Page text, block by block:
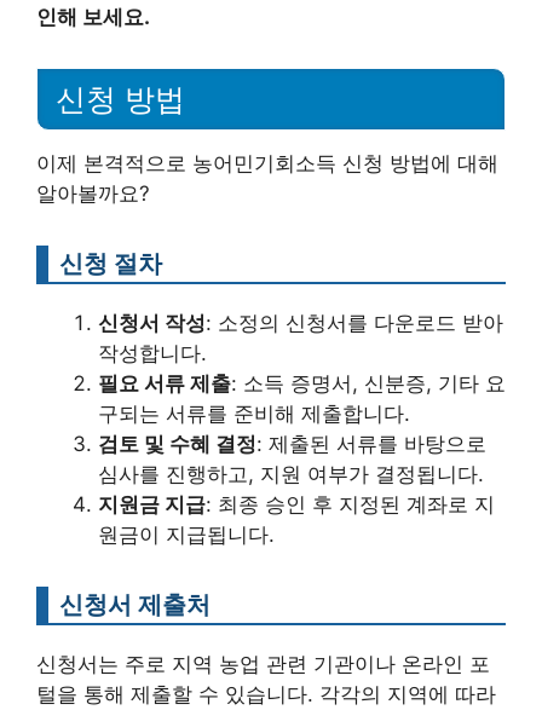
인해 보세요.
신청 방법
이제 본격적으로 농어민기회소득 신청 방법에 대해
알아볼까요?
신청 절차
신청서 작성: 소정의 신청서를 다운로드 받아
작성합니다.
필요 서류 제출: 소득 증명서, 신분증, 기타 요
구되는 서류를 준비해 제출합니다.
검토 및 수혜 결정: 제출된 서류를 바탕으로
심사를 진행하고, 지원 여부가 결정됩니다.
지원금 지급: 최종 승인 후 지정된 계좌로 지
원금이 지급됩니다.
신청서 제출처
신청서는 주로 지역 농업 관련 기관이나 온라인 포
털을 통해 제출할 수 있습니다. 각각의 지역에 따라